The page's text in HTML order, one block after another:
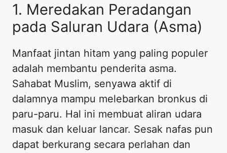
1. Meredakan Peradangan
pada Saluran Udara (Asma)
Manfaat jintan hitam yang paling populer
adalah membantu penderita asma.
Sahabat Muslim, senyawa aktif di
dalamnya mampu melebarkan bronkus di
paru-paru. Hal ini membuat aliran udara
masuk dan keluar lancar. Sesak nafas pun
dapat berkurang secara perlahan dan